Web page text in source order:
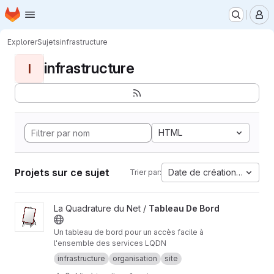
Passer au contenu principal
Page d'accueil
ExplorerSujetsinfrastructure
I infrastructure
HTML
Projets sur ce sujet Trier par: Date de création la plus
Afficher le projet Tableau De Bord
La Quadrature du Net / Tableau De Bord
Un tableau de bord pour un accès facile à
l'ensemble des services LQDN
infrastructure
organisation site